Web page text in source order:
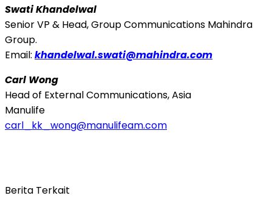
Swati Khandelwal
Senior VP & Head, Group Communications Mahindra
Group.
Email: khandelwal.swati@mahindra.com
Carl Wong
Head of External Communications, Asia
Manulife
carl_kk_wong@manulifeam.com
Berita Terkait